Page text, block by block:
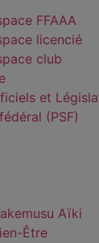
FFAAA
licencié
club
et
(PSF)
Aïki
Être